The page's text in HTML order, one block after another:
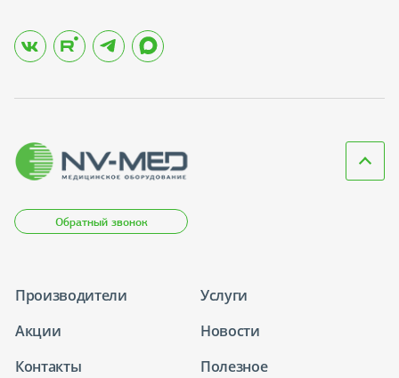
Обратный звонок
Производители
Услуги
Акции
Новости
Контакты
Полезное